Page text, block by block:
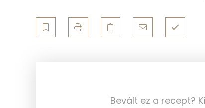
Magnézium
Bevált ez a recept?